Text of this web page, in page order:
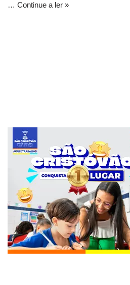
… Continue a ler »